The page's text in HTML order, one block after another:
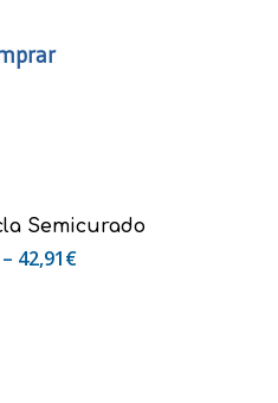
Opciones
Semicurado
42,91€